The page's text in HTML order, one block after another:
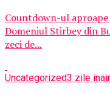
Countdown-ul
Domeniul Stirbey din
zeci de...
Uncategorized3 zile